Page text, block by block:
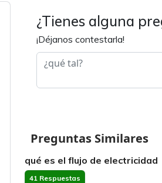
¿Tienes alguna
¡Déjanos contestarla!
Preguntas Similares
qué es el flujo de electricidad
41 Respuestas